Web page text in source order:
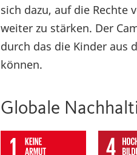
sich dazu, auf die Rechte
weiter zu stärken. Der
durch das die Kinder aus
können.
Globale